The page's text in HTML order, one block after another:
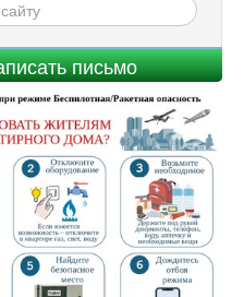
письмо